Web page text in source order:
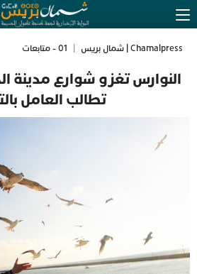
Chamalpress | شمال بريس 01 - متابعات
النوارس تغزو شوارع
تطالب العامل